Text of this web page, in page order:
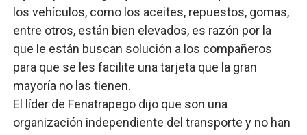
los vehículos, como los aceites, repuestos, gomas,
entre otros, están bien elevados, es razón por la
que le están buscan solución a los compañeros
para que se les facilite una tarjeta que la gran
mayoría no las tienen.
El líder de Fenatrapego dijo que son una
organización independiente del transporte y no han